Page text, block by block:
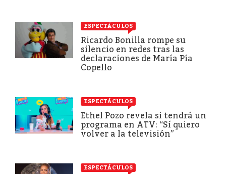
ESPECTÁCULOS
Ricardo Bonilla rompe su
silencio en redes tras las
declaraciones de María Pía
Copello
ESPECTÁCULOS
Ethel Pozo revela si tendrá un
programa en ATV: “Sí quiero
volver a la televisión”
ESPECTÁCULOS